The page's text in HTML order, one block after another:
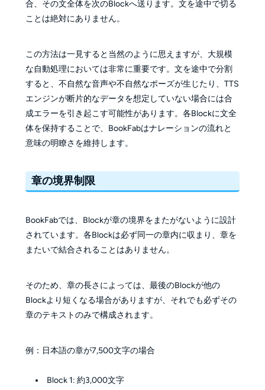
合、その文全体を次のBlockへ送ります。文を途中で切る
ことは絶対にありません。
この方法は一見すると当然のように思えますが、大規模
な自動処理においては非常に重要です。文を途中で分割
すると、不自然な音声や不自然なポーズが生じたり、TTS
エンジンが断片的なデータを想定していない場合には合
成エラーを引き起こす可能性があります。各Blockに文全
体を保持することで、BookFabはナレーションの流れと
意味の明瞭さを維持します。
章の境界制限
BookFabでは、Blockが章の境界をまたがないように設計
されています。各Blockは必ず同一の章内に収まり、章を
またいで結合されることはありません。
そのため、章の長さによっては、最後のBlockが他の
Blockより短くなる場合がありますが、それでも必ずその
章のテキストのみで構成されます。
例：日本語の章が7,500文字の場合
Block 1: 約3,000文字